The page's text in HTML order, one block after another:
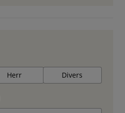
Herr Divers